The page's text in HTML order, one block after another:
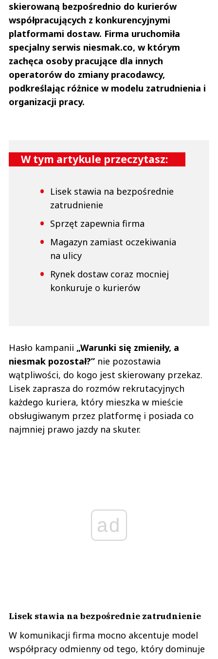
skierowaną bezpośrednio do kurierów
współpracujących z konkurencyjnymi
platformami dostaw. Firma uruchomiła
specjalny serwis niesmak.co, w którym
zachęca osoby pracujące dla innych
operatorów do zmiany pracodawcy,
podkreślając różnice w modelu zatrudnienia i
organizacji pracy.
W tym artykule przeczytasz:
Lisek stawia na bezpośrednie
zatrudnienie
Sprzęt zapewnia firma
Magazyn zamiast oczekiwania
na ulicy
Rynek dostaw coraz mocniej
konkuruje o kurierów
Hasło kampanii „Warunki się zmieniły, a
niesmak pozostał?” nie pozostawia
wątpliwości, do kogo jest skierowany przekaz.
Lisek zaprasza do rozmów rekrutacyjnych
każdego kuriera, który mieszka w mieście
obsługiwanym przez platformę i posiada co
najmniej prawo jazdy na skuter.
ad
Lisek stawia na bezpośrednie zatrudnienie
W komunikacji firma mocno akcentuje model
współpracy odmienny od tego, który dominuje